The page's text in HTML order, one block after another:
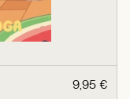
9,95 €